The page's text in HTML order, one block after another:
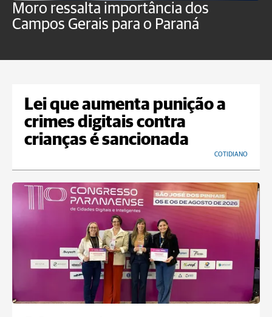
Moro ressalta importância dos
Campos Gerais para o Paraná
Lei que aumenta punição a
crimes digitais contra
crianças é sancionada
COTIDIANO